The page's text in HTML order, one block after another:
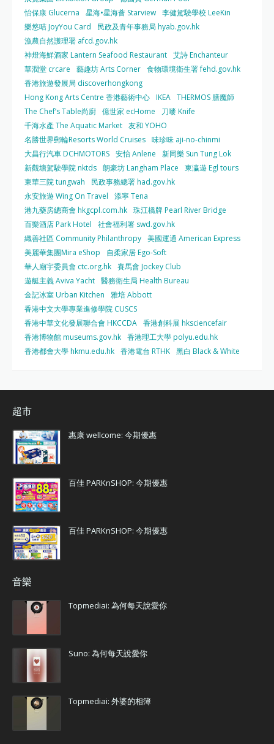
怡保康 Glucerna
星海•星海薈 Starview 李健駕駛學校 LeeKin
樂悠咭 JoyYou Card
民政及青年事務局 hyab.gov.hk
漁農自然護理署 afcd.gov.hk
神燈海鮮酒家 Lantern Seafood Restaurant 艾詩 Enchanteur
華潤堂 crcare
藝趣坊 Arts Corner 食物環境衛生署 fehd.gov.hk
香港旅遊發展局 discoverhongkong
Hong Kong Arts Centre 香港藝術中心 IKEA THERMOS 膳魔師
The Chef’s Table尚廚 億世家 ecHome
刀嘜 Knife
千海水產 The Aquatic Market 友和 YOHO
名勝世界郵輪Resorts World Cruises 味珍味 aji-no-chinmi
大昌行汽車 DCHMOTORS 安怡 Anlene
新同樂 Sun Tung Lok
新觀塘駕駛學院 nktds 朗豪坊 Langham Place
東瀛遊 Egl tours
東華三院 tungwah
民政事務總署 had.gov.hk
永安旅遊 Wing On Travel
添寧 Tena
港九藥房總商會 hkgcpl.com.hk 珠江橋牌 Pearl River Bridge
百樂酒店 Park Hotel
社會福利署 swd.gov.hk
織善社區 Community Philanthropy 美國運通 American Express
美麗華集團Mira eShop
自柔家居 Ego-Soft
華人廟宇委員會 ctc.org.hk 賽馬會 Jockey Club
遊艇主義 Aviva Yacht 醫務衛生局 Health Bureau
金記冰室 Urban Kitchen
雅培 Abbott
香港中文大學專業進修學院 CUSCS
香港中華文化發展聯合會 HKCCDA 香港創科展 hksciencefair
香港博物館 museums.gov.hk 香港理工大學 polyu.edu.hk
香港都會大學 hkmu.edu.hk 香港電台 RTHK 黑白 Black & White
超市
惠康 wellcome: 今期優惠
百佳 PARKnSHOP: 今期優惠
百佳 PARKnSHOP: 今期優惠
音樂
Topmediai: 為何每天說愛你
Suno: 為何每天說愛你
Topmediai: 外婆的相簿